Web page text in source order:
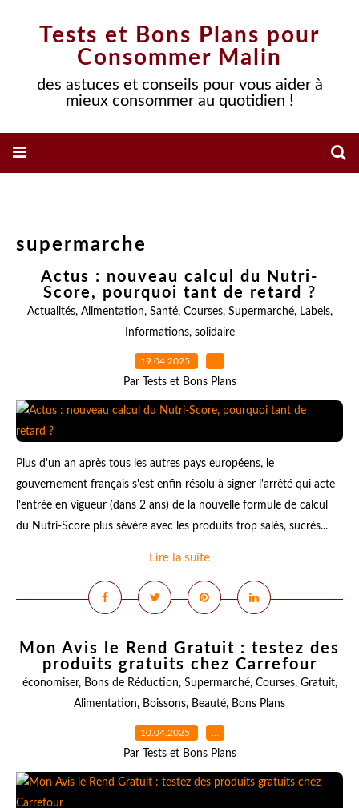
Tests et Bons Plans pour
Consommer Malin
des astuces et conseils pour vous aider à
mieux consommer au quotidien !
supermarche
Actus : nouveau calcul du Nutri-
Score, pourquoi tant de retard ?
Actualités, Alimentation, Santé, Courses, Supermarché, Labels,
Informations, solidaire
19.04.2025 …
Par Tests et Bons Plans
Plus d'un an après tous les autres pays européens, le
gouvernement français s'est enfin résolu à signer l'arrêté qui acte
l'entrée en vigueur (dans 2 ans) de la nouvelle formule de calcul
du Nutri-Score plus sévère avec les produits trop salés, sucrés...
Lire la suite
Mon Avis le Rend Gratuit : testez des
produits gratuits chez Carrefour
économiser, Bons de Réduction, Supermarché, Courses, Gratuit,
Alimentation, Boissons, Beauté, Bons Plans
10.04.2025 …
Par Tests et Bons Plans